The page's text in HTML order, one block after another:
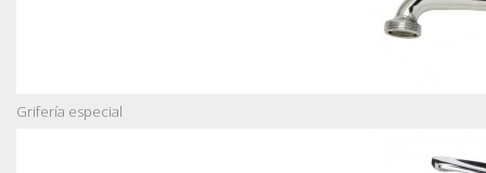
Grifería especial